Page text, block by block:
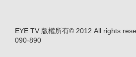
EYE TV 版權所有© 2012 All rights
090-890